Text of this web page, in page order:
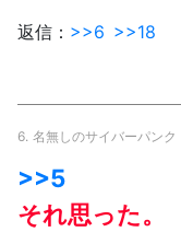
返信： >>6 >>18
6. 名無しのサイバーパンク
>>5
それ思った。